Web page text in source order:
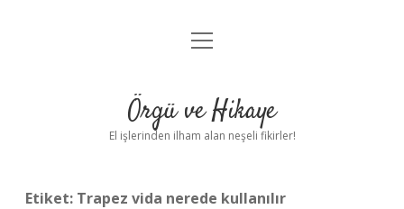
Anasayfa
Yasal Uyarı
menüyü
Örgü ve Hikaye
El işlerinden ilham alan neşeli fikirler!
Etiket: Trapez vida nerede kullanılır